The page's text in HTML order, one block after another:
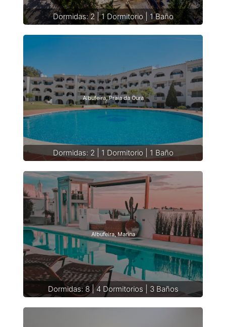
Dormidas: 2 | 1 Dormitorio | 1 Baño
Albufeira, Praia da Oura
Dormidas: 2 | 1 Dormitorio | 1 Baño
Albufeira, Marina
Dormidas: 8 | 4 Dormitorios | 3 Baños